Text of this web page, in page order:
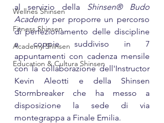
Wellnes Shinsen
Fitness Shinsen
Academy Shinsen
Education & Cultura Shinsen
al servizio della Shinsen® Budo
Academy per proporre un percorso
di perfezionamento delle discipline
a coppie suddiviso in 7
appuntamenti con cadenza mensile
con la collaborazione dell'Instructor
Kevin Aleotti e della Shinsen
Stormbreaker che ha messo a
disposizione la sede di via
montegrappa a Finale Emilia.